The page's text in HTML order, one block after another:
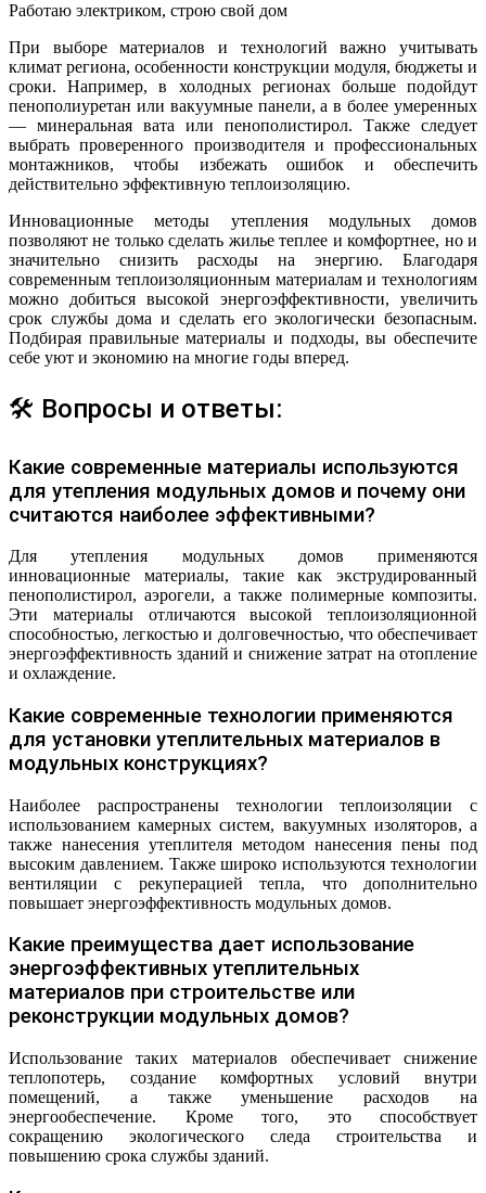
Работаю электриком, строю свой дом
При выборе материалов и технологий важно учитывать
климат региона, особенности конструкции модуля, бюджеты и
сроки. Например, в холодных регионах больше подойдут
пенополиуретан или вакуумные панели, а в более умеренных
— минеральная вата или пенополистирол. Также следует
выбрать проверенного производителя и профессиональных
монтажников, чтобы избежать ошибок и обеспечить
действительно эффективную теплоизоляцию.
Инновационные методы утепления модульных домов
позволяют не только сделать жилье теплее и комфортнее, но и
значительно снизить расходы на энергию. Благодаря
современным теплоизоляционным материалам и технологиям
можно добиться высокой энергоэффективности, увеличить
срок службы дома и сделать его экологически безопасным.
Подбирая правильные материалы и подходы, вы обеспечите
себе уют и экономию на многие годы вперед.
🛠 Вопросы и ответы:
Какие современные материалы используются
для утепления модульных домов и почему они
считаются наиболее эффективными?
Для утепления модульных домов применяются
инновационные материалы, такие как экструдированный
пенополистирол, аэрогели, а также полимерные композиты.
Эти материалы отличаются высокой теплоизоляционной
способностью, легкостью и долговечностью, что обеспечивает
энергоэффективность зданий и снижение затрат на отопление
и охлаждение.
Какие современные технологии применяются
для установки утеплительных материалов в
модульных конструкциях?
Наиболее распространены технологии теплоизоляции с
использованием камерных систем, вакуумных изоляторов, а
также нанесения утеплителя методом нанесения пены под
высоким давлением. Также широко используются технологии
вентиляции с рекуперацией тепла, что дополнительно
повышает энергоэффективность модульных домов.
Какие преимущества дает использование
энергоэффективных утеплительных
материалов при строительстве или
реконструкции модульных домов?
Использование таких материалов обеспечивает снижение
теплопотерь, создание комфортных условий внутри
помещений, а также уменьшение расходов на
энергообеспечение. Кроме того, это способствует
сокращению экологического следа строительства и
повышению срока службы зданий.